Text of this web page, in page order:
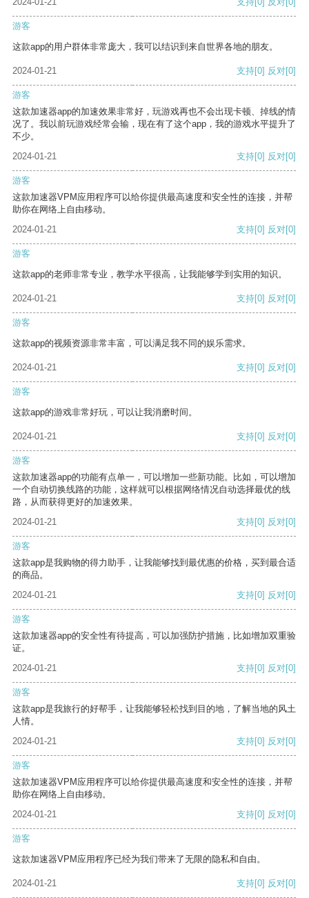
游客
这款app的用户群体非常庞大，我可以结识到来自世界各地的朋友。
2024-01-21 支持[0] 反对[0]
游客
这款加速器app的加速效果非常好，玩游戏再也不会出现卡顿、掉线的情
况了。我以前玩游戏经常会输，现在有了这个app，我的游戏水平提升了
不少。
2024-01-21
支持[0] 反对[0]
游客
这款加速器VPM应用程序可以给你提供最高速度和安全性的连接，并帮
助你在网络上自由移动。
2024-01-21
支持[0] 反对[0]
游客
这款app的老师非常专业，教学水平很高，让我能够学到实用的知识。
2024-01-21 支持[0] 反对[0]
游客
这款app的视频资源非常丰富，可以满足我不同的娱乐需求。
2024-01-21 支持[0] 反对[0]
游客
这款app的游戏非常好玩，可以让我消磨时间。
2024-01-21 支持[0] 反对[0]
游客
这款加速器app的功能有点单一，可以增加一些新功能。比如，可以增加
一个自动切换线路的功能，这样就可以根据网络情况自动选择最优的线
路，从而获得更好的加速效果。
2024-01-21
支持[0] 反对[0]
游客
这款app是我购物的得力助手，让我能够找到最优惠的价格，买到最合适
的商品。
2024-01-21
支持[0] 反对[0]
游客
这款加速器app的安全性有待提高，可以加强防护措施，比如增加双重验
证。
2024-01-21
支持[0] 反对[0]
游客
这款app是我旅行的好帮手，让我能够轻松找到目的地，了解当地的风土
人情。
2024-01-21
支持[0] 反对[0]
游客
这款加速器VPM应用程序可以给你提供最高速度和安全性的连接，并帮
助你在网络上自由移动。
2024-01-21
支持[0] 反对[0]
游客
这款加速器VPM应用程序已经为我们带来了无限的隐私和自由。
2024-01-21 支持[0] 反对[0]